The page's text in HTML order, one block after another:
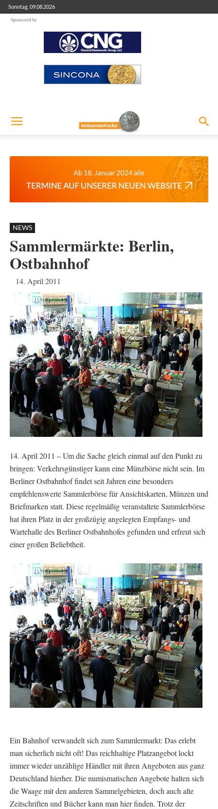
Sonntag, 09.08.2026
Sponsored by
NEWS
Sammlermärkte: Berlin,
Ostbahnhof
14. April 2011
14. April 2011 – Um die Sache gleich einmal auf den Punkt zu
bringen: Verkehrsgünstiger kann eine Münzbörse nicht sein. Im
Berliner Ostbahnhof findet seit Jahren eine besonders
empfehlenswerte Sammlerbörse für Ansichtskarten, Münzen und
Briefmarken statt. Diese regelmäßig veranstaltete Sammlerbörse
hat ihren Platz in der großzügig angelegten Empfangs- und
Wartehalle des Berliner Ostbahnhofes gefunden und erfreut sich
einer großen Beliebtheit.
Ein Bahnhof verwandelt sich zum Sammlermarkt: Das erlebt
man sicherlich nicht oft! Das reichhaltige Platzangebot lockt
immer wieder unzählige Händler mit ihren Angeboten aus ganz
Deutschland hierher. Die numismatischen Angebote halten sich
die Waage mit den anderen Sammelgebieten, doch auch alte
Zeitschriften und Bücher kann man hier finden. Trotz der